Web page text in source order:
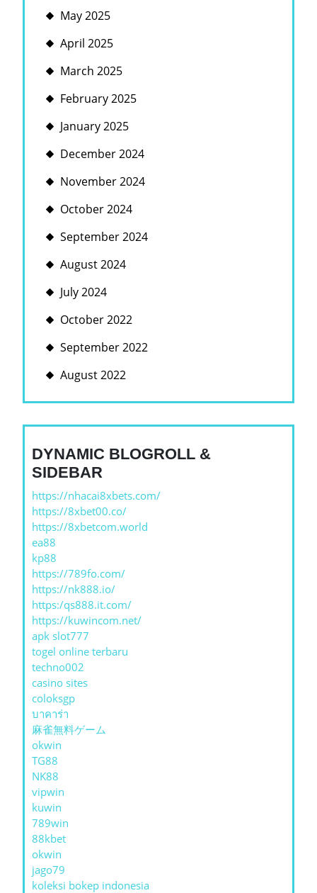
May 2025
April 2025
March 2025
February 2025
January 2025
December 2024
November 2024
October 2024
September 2024
August 2024
July 2024
October 2022
September 2022
August 2022
DYNAMIC BLOGROLL &
SIDEBAR
https://nhacai8xbets.com/
https://8xbet00.co/
https://8xbetcom.world
ea88
kp88
https://789fo.com/
https://nk888.io/
https:/qs888.it.com/
https://kuwincom.net/
apk slot777
togel online terbaru
techno002
casino sites
coloksgp
บาคาร่า
麻雀無料ゲーム
okwin
TG88
NK88
vipwin
kuwin
789win
88kbet
okwin
jago79
koleksi bokep indonesia